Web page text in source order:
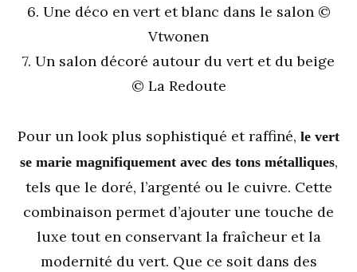
6. Une déco en vert et blanc dans le salon ©
Vtwonen
7. Un salon décoré autour du vert et du beige
© La Redoute
Pour un look plus sophistiqué et raffiné, le vert
se marie magnifiquement avec des tons métalliques,
tels que le doré, l’argenté ou le cuivre. Cette
combinaison permet d’ajouter une touche de
luxe tout en conservant la fraîcheur et la
modernité du vert. Que ce soit dans des